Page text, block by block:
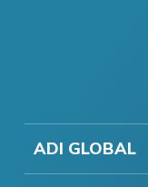
ADI GLOBAL